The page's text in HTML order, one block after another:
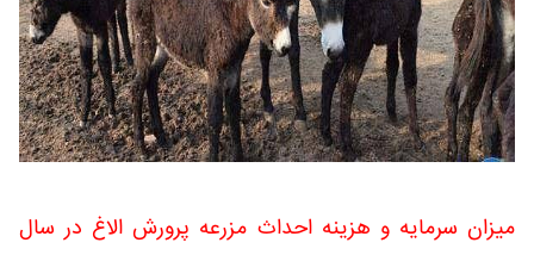
میزان سرمایه و هزینه احداث مزرعه پرورش الاغ در سال